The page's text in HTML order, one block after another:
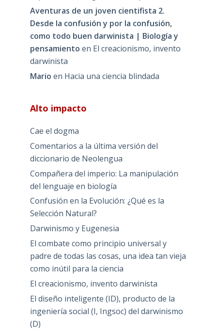
Aventuras de un joven cientifista 2.
Desde la confusión y por la confusión,
como todo buen darwinista | Biología y
pensamiento en El creacionismo, invento
darwinista
Mario en Hacia una ciencia blindada
Alto impacto
Cae el dogma
Comentarios a la última versión del
diccionario de Neolengua
Compañera del imperio: La manipulación
del lenguaje en biología
Confusión en la Evolución: ¿Qué es la
Selección Natural?
Darwinismo y Eugenesia
El combate como principio universal y
padre de todas las cosas, una idea tan vieja
como inútil para la ciencia
El creacionismo, invento darwinista
El diseño inteligente (ID), producto de la
ingeniería social (I, Ingsoc) del darwinismo
(D)